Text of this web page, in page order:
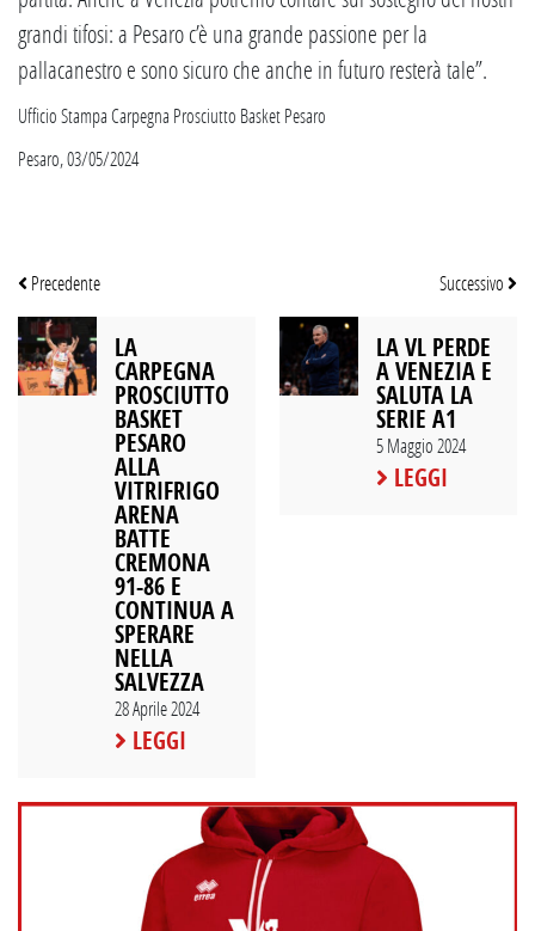
grandi tifosi: a Pesaro c’è una grande passione per la
pallacanestro e sono sicuro che anche in futuro resterà tale”.
Ufficio Stampa Carpegna Prosciutto Basket Pesaro
Pesaro, 03/05/2024
Precedente
LA
CARPEGNA
PROSCIUTTO
BASKET
PESARO
ALLA
VITRIFRIGO
ARENA
BATTE
CREMONA
91-86 E
CONTINUA A
SPERARE
NELLA
SALVEZZA
28 Aprile 2024
LEGGI
Successivo
LA VL PERDE
A VENEZIA E
SALUTA LA
SERIE A1
5 Maggio 2024
LEGGI